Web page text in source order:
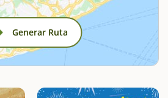
Generar Ruta